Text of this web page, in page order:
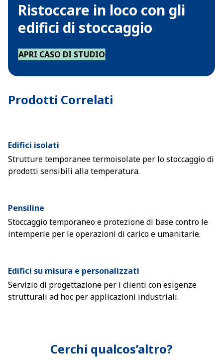
Ristoccare in loco con gli
edifici di stoccaggio
APRI CASO DI STUDIO
Prodotti Correlati
Edifici isolati
Strutture temporanee termoisolate per lo stoccaggio di
prodotti sensibili alla temperatura.
Pensiline
Stoccaggio temporaneo e protezione di base contro le
intemperie per le operazioni di carico e umanitarie.
Edifici su misura e personalizzati
Servizio di progettazione per i clienti con esigenze
strutturali ad hoc per applicazioni industriali.
Cerchi qualcos’altro?